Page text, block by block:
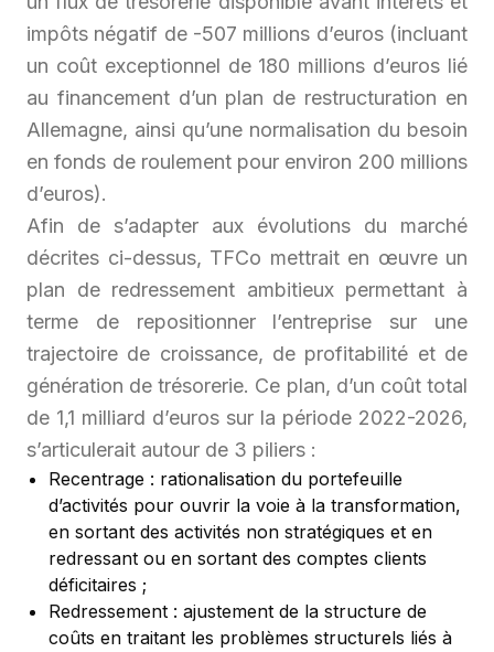
impôts négatif de -507 millions d’euros (incluant
un coût exceptionnel de 180 millions d’euros lié
au financement d’un plan de restructuration en
Allemagne, ainsi qu’une normalisation du besoin
en fonds de roulement pour environ 200 millions
d’euros).
Afin de s’adapter aux évolutions du marché
décrites ci-dessus, TFCo mettrait en œuvre un
plan de redressement ambitieux permettant à
terme de repositionner l’entreprise sur une
trajectoire de croissance, de profitabilité et de
génération de trésorerie. Ce plan, d’un coût total
de 1,1 milliard d’euros sur la période 2022-2026,
s’articulerait autour de 3 piliers :
Recentrage : rationalisation du portefeuille
d’activités pour ouvrir la voie à la transformation,
en sortant des activités non stratégiques et en
redressant ou en sortant des comptes clients
déficitaires ;
Redressement : ajustement de la structure de
coûts en traitant les problèmes structurels liés à